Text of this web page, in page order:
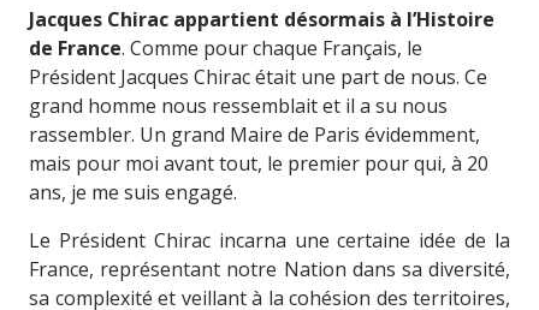
Jacques Chirac appartient désormais à l’Histoire
de France. Comme pour chaque Français, le
Président Jacques Chirac était une part de nous. Ce
grand homme nous ressemblait et il a su nous
rassembler. Un grand Maire de Paris évidemment,
mais pour moi avant tout, le premier pour qui, à 20
ans, je me suis engagé.
Le Président Chirac incarna une certaine idée de la
France, représentant notre Nation dans sa diversité,
sa complexité et veillant à la cohésion des territoires,